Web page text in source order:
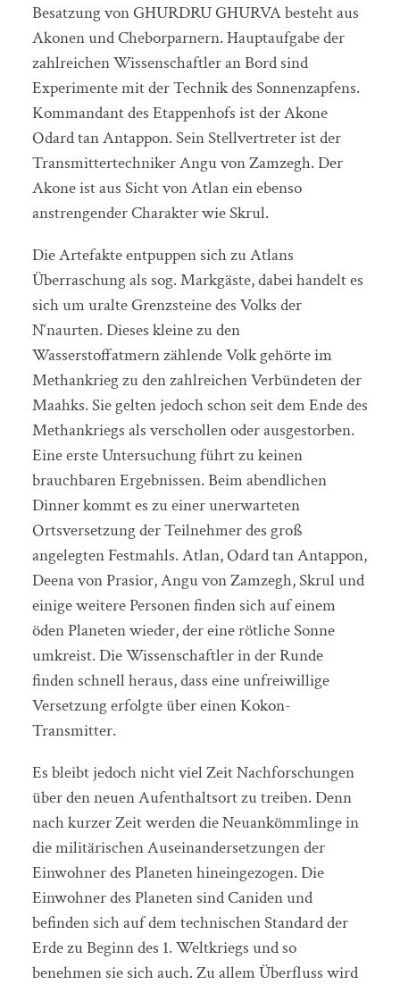
Besatzung von GHURDRU GHURVA besteht aus
Akonen und Cheborparnern. Hauptaufgabe der
zahlreichen Wissenschaftler an Bord sind
Experimente mit der Technik des Sonnenzapfens.
Kommandant des Etappenhofs ist der Akone
Odard tan Antappon. Sein Stellvertreter ist der
Transmittertechniker Angu von Zamzegh. Der
Akone ist aus Sicht von Atlan ein ebenso
anstrengender Charakter wie Skrul.
Die Artefakte entpuppen sich zu Atlans
Überraschung als sog. Markgäste, dabei handelt es
sich um uralte Grenzsteine des Volks der
N‘naurten. Dieses kleine zu den
Wasserstoffatmern zählende Volk gehörte im
Methankrieg zu den zahlreichen Verbündeten der
Maahks. Sie gelten jedoch schon seit dem Ende des
Methankriegs als verschollen oder ausgestorben.
Eine erste Untersuchung führt zu keinen
brauchbaren Ergebnissen. Beim abendlichen
Dinner kommt es zu einer unerwarteten
Ortsversetzung der Teilnehmer des groß
angelegten Festmahls. Atlan, Odard tan Antappon,
Deena von Prasior, Angu von Zamzegh, Skrul und
einige weitere Personen finden sich auf einem
öden Planeten wieder, der eine rötliche Sonne
umkreist. Die Wissenschaftler in der Runde
finden schnell heraus, dass eine unfreiwillige
Versetzung erfolgte über einen Kokon-
Transmitter.
Es bleibt jedoch nicht viel Zeit Nachforschungen
über den neuen Aufenthaltsort zu treiben. Denn
nach kurzer Zeit werden die Neuankömmlinge in
die militärischen Auseinandersetzungen der
Einwohner des Planeten hineingezogen. Die
Einwohner des Planeten sind Caniden und
befinden sich auf dem technischen Standard der
Erde zu Beginn des 1. Weltkriegs und so
benehmen sie sich auch. Zu allem Überfluss wird